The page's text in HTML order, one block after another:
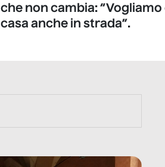
che non cambia:
casa anche in strada”.